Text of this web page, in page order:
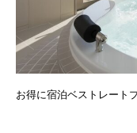
女子旅 海を目の前に